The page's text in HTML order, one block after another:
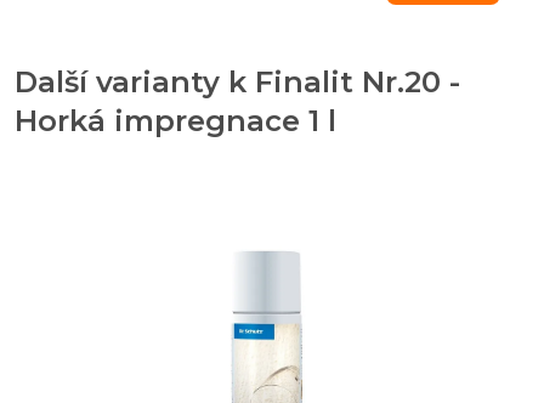
Další varianty k Finalit Nr.20 -
Horká impregnace 1 l